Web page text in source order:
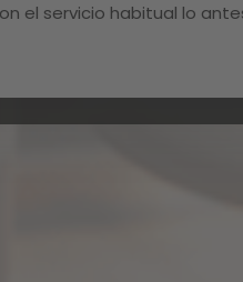
el servicio habitual lo
tu
Creatividad,